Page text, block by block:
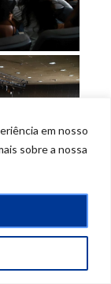
em nosso
sobre a nossa